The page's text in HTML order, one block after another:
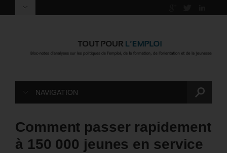
NAVIGATION
Comment passer rapidement
à 150 000 jeunes en service